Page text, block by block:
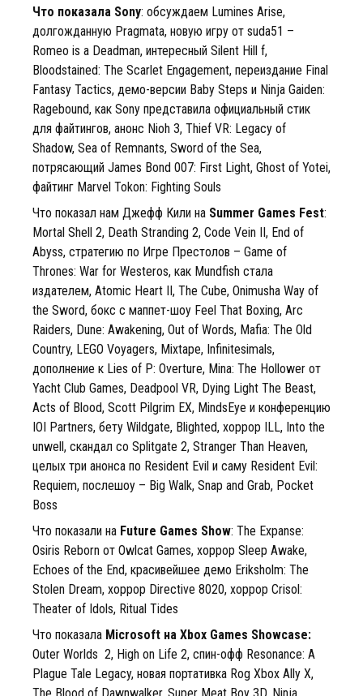
Что показала Sony: обсуждаем Lumines Arise,
долгожданную Pragmata, новую игру от suda51 –
Romeo is a Deadman, интересный Silent Hill f,
Bloodstained: The Scarlet Engagement, переиздание Final
Fantasy Tactics, демо-версии Baby Steps и Ninja Gaiden:
Ragebound, как Sony представила официальный стик
для файтингов, анонс Nioh 3, Thief VR: Legacy of
Shadow, Sea of Remnants, Sword of the Sea,
потрясающий James Bond 007: First Light, Ghost of Yotei,
файтинг Marvel Tokon: Fighting Souls
Что показал нам Джефф Кили на Summer Games Fest:
Mortal Shell 2, Death Stranding 2, Code Vein II, End of
Abyss, стратегию по Игре Престолов – Game of
Thrones: War for Westeros, как Mundfish стала
издателем, Atomic Heart II, The Cube, Onimusha Way of
the Sword, бокс с маппет-шоу Feel That Boxing, Arc
Raiders, Dune: Awakening, Out of Words, Mafia: The Old
Country, LEGO Voyagers, Mixtape, Infinitesimals,
дополнение к Lies of P: Overture, Mina: The Hollower от
Yacht Club Games, Deadpool VR, Dying Light The Beast,
Acts of Blood, Scott Pilgrim EX, MindsEye и конференцию
IOI Partners, бету Wildgate, Blighted, хоррор ILL, Into the
unwell, скандал со Splitgate 2, Stranger Than Heaven,
целых три анонса по Resident Evil и саму Resident Evil:
Requiem, послешоу – Big Walk, Snap and Grab, Pocket
Boss
Что показали на Future Games Show: The Expanse:
Osiris Reborn от Owlcat Games, хоррор Sleep Awake,
Echoes of the End, красивейшее демо Eriksholm: The
Stolen Dream, хоррор Directive 8020, хоррор Crisol:
Theater of Idols, Ritual Tides
Что показала Microsoft на Xbox Games Showcase:
Outer Worlds 2, High on Life 2, спин-офф Resonance: A
Plague Tale Legacy, новая портативка Rog Xbox Ally X,